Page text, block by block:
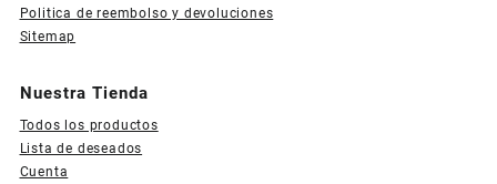
Politica de reembolso y devoluciones
Sitemap
Nuestra Tienda
Todos los productos
Lista de deseados
Cuenta